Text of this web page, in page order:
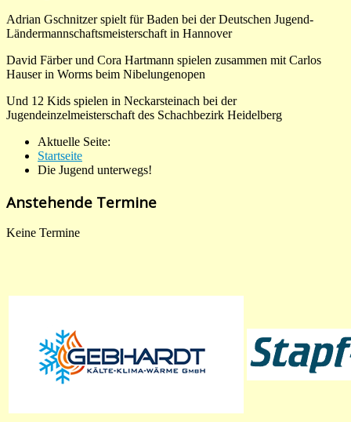
Adrian Gschnitzer spielt für Baden bei der Deutschen Jugend-
Ländermannschaftsmeisterschaft in Hannover
David Färber und Cora Hartmann spielen zusammen mit Carlos
Hauser in Worms beim Nibelungenopen
Und 12 Kids spielen in Neckarsteinach bei der
Jugendeinzelmeisterschaft des Schachbezirk Heidelberg
Aktuelle Seite:
Startseite
Die Jugend unterwegs!
Anstehende Termine
Keine Termine